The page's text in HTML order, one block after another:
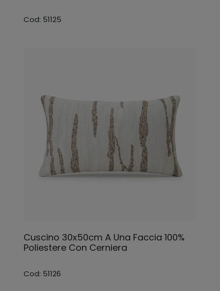
Cod: 51125
Cuscino 30x50cm A Una Faccia 100%
Poliestere Con Cerniera
Cod: 51126